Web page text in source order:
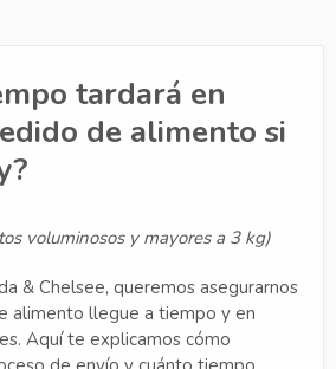
tardará en
de alimento si
voluminosos y mayores a 3 kg)
& Chelsee, queremos asegurarnos
alimento llegue a tiempo y en
Aquí te explicamos cómo